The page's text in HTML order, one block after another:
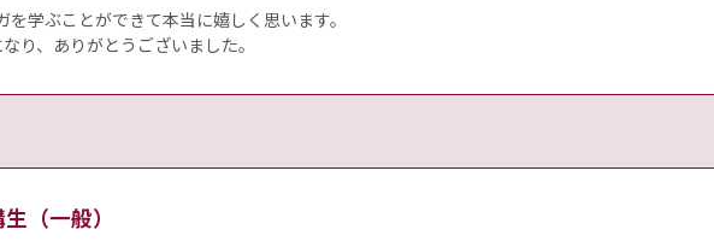
を学ぶことができて本当に嬉しく思います。
り、ありがとうございました。
（一般）